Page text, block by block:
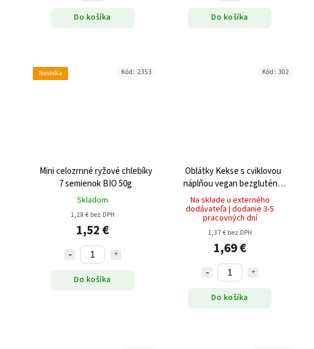
Do košíka Do košíka
Novinka
Mini celozrnné ryžové chlebíky
7 semienok BIO 50g
Skladom
1,28 € bez DPH
1,52 €
Do košíka
Kód: 2353
Oblátky Kekse s cviklovou
náplňou vegan bezgluténu
35g
Na sklade u externého
dodávateľa | dodanie 3-5
pracovných dní
1,37 € bez DPH
1,69 €
Do košíka
Kód: 302